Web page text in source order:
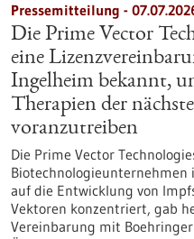
Pressemitteilung -
Die Prime Vector
eine
Ingelheim bekannt,
Therapien der
voranzutreiben
Die Prime Vector
Biotechnologieunternehmen
auf die Entwicklung von
Vektoren konzentriert, gab
Vereinbarung mit